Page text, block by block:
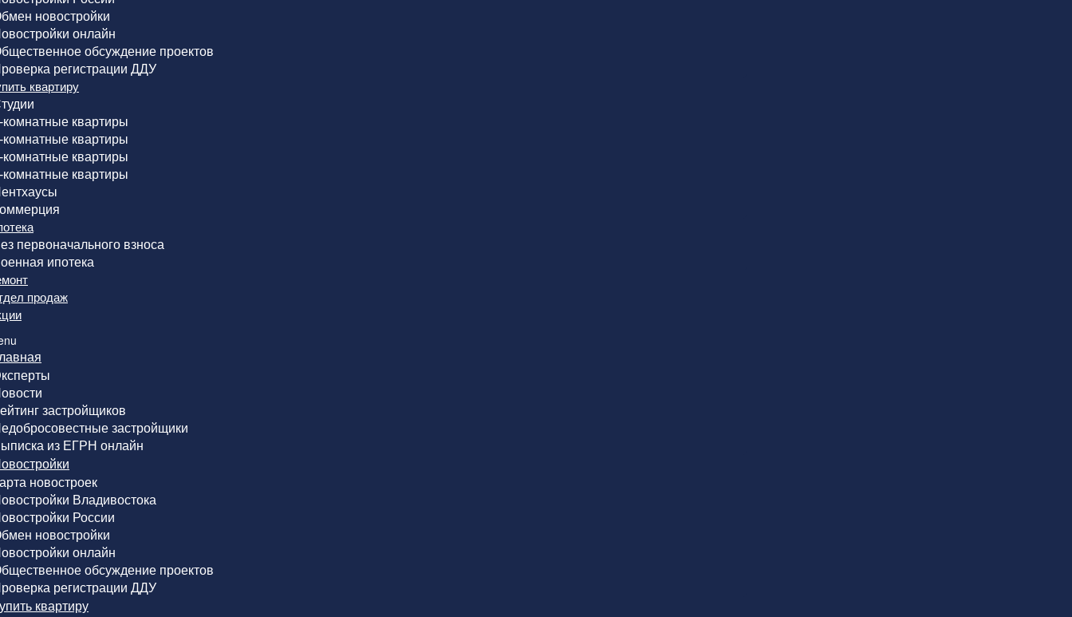
новостройки
онлайн
обсуждение проектов
регистрации ДДУ
квартиру
комнатные квартиры
комнатные квартиры
комнатные квартиры
комнатные квартиры
первоначального взноса
ипотека
продаж
застройщиков
застройщики
из ЕГРН онлайн
новостроек
Владивостока
России
новостройки
онлайн
обсуждение проектов
регистрации ДДУ
квартиру